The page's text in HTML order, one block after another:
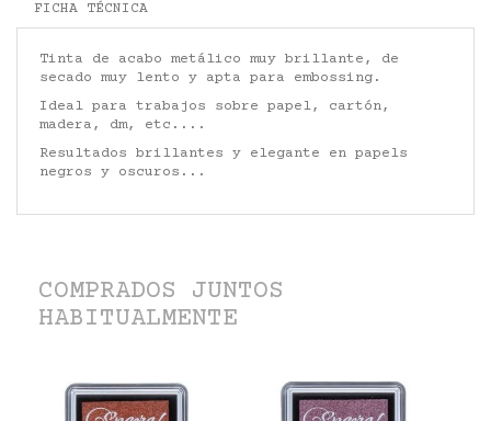
FICHA TÉCNICA
Tinta de acabo metálico muy brillante, de
secado muy lento y apta para embossing.
Ideal para trabajos sobre papel, cartón,
madera, dm, etc....
Resultados brillantes y elegante en papels
negros y oscuros...
COMPRADOS JUNTOS
HABITUALMENTE